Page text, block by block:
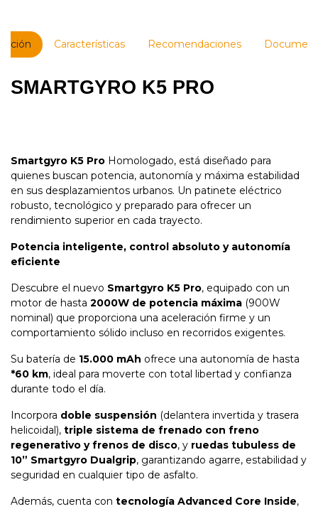
Características Recomendaciones
SMARTGYRO K5 PRO
Smartgyro K5 Pro Homologado, está diseñado para
quienes buscan potencia, autonomía y máxima estabilidad
en sus desplazamientos urbanos. Un patinete eléctrico
robusto, tecnológico y preparado para ofrecer un
rendimiento superior en cada trayecto.
Potencia inteligente, control absoluto y autonomía
eficiente
Descubre el nuevo Smartgyro K5 Pro, equipado con un
motor de hasta 2000W de potencia máxima (900W
nominal) que proporciona una aceleración firme y un
comportamiento sólido incluso en recorridos exigentes.
Su batería de 15.000 mAh ofrece una autonomía de hasta
*60 km, ideal para moverte con total libertad y confianza
durante todo el día.
Incorpora doble suspensión (delantera invertida y trasera
helicoidal), triple sistema de frenado con freno
regenerativo y frenos de disco, y ruedas tubuless de
10” Smartgyro Dualgrip, garantizando agarre, estabilidad y
seguridad en cualquier tipo de asfalto.
Además, cuenta con tecnología Advanced Core Inside,